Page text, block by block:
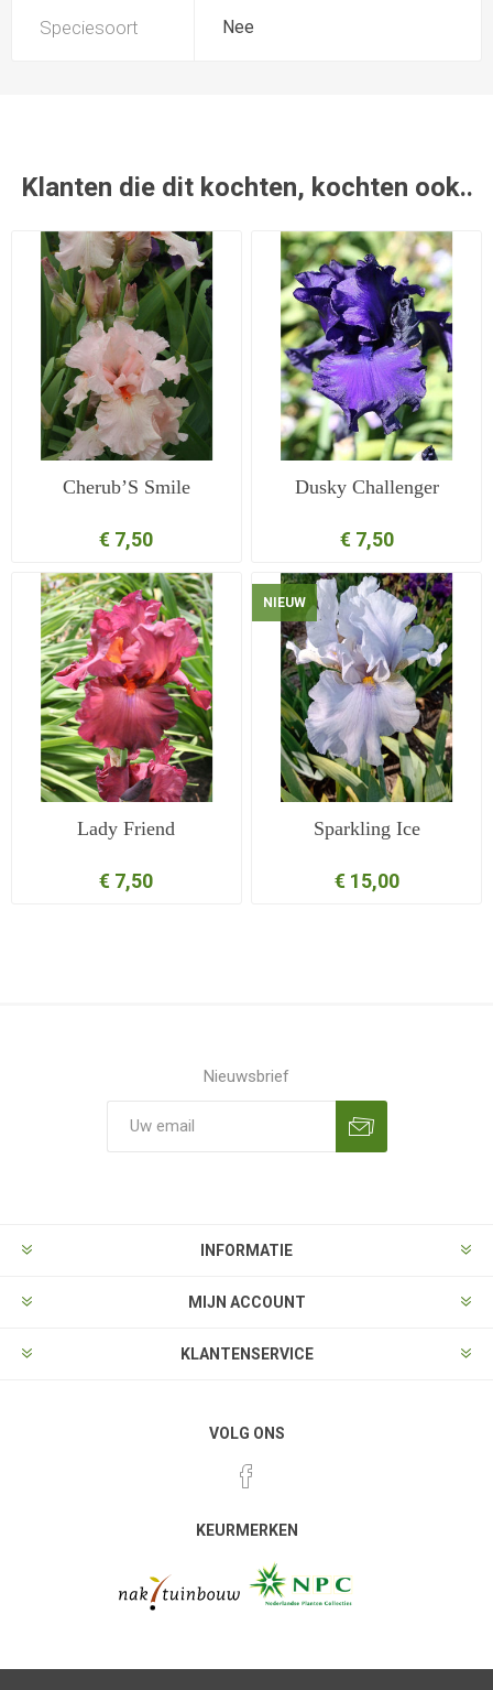
Speciesoort Nee
Klanten die dit kochten, kochten ook..
Cherub’S Smile
€ 7,50
Dusky Challenger
€ 7,50
Lady Friend
€ 7,50
NIEUW
Sparkling Ice
€ 15,00
Nieuwsbrief
INFORMATIE
MIJN ACCOUNT
KLANTENSERVICE
VOLG ONS
KEURMERKEN